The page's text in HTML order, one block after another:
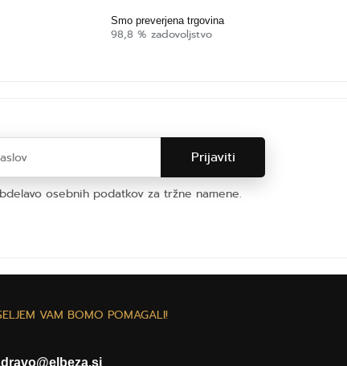
Smo preverjena trgovina
98,8 % zadovoljstvo
osebnih podatkov za tržne namene.
VAM BOMO POMAGALI!